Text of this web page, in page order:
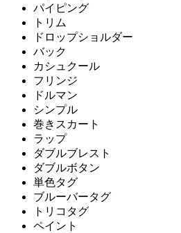
パイピング
トリム
ドロップショルダー
バック
カシュクール
フリンジ
ドルマン
シンプル
巻きスカート
ラップ
ダブルブレスト
ダブルボタン
単色タグ
ブルーバータグ
トリコタグ
ペイント